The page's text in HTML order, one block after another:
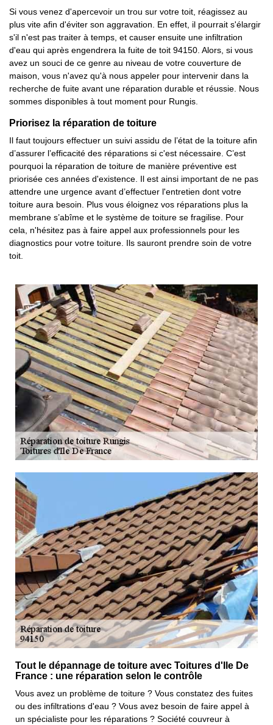
Si vous venez d'apercevoir un trou sur votre toit, réagissez au
plus vite afin d'éviter son aggravation. En effet, il pourrait s'élargir
s'il n'est pas traiter à temps, et causer ensuite une infiltration
d'eau qui après engendrera la fuite de toit 94150. Alors, si vous
avez un souci de ce genre au niveau de votre couverture de
maison, vous n'avez qu'à nous appeler pour intervenir dans la
recherche de fuite avant une réparation durable et réussie. Nous
sommes disponibles à tout moment pour Rungis.
Priorisez la réparation de toiture
Il faut toujours effectuer un suivi assidu de l’état de la toiture afin
d’assurer l’efficacité des réparations si c'est nécessaire. C’est
pourquoi la réparation de toiture de manière préventive est
priorisée ces années d'existence. Il est ainsi important de ne pas
attendre une urgence avant d’effectuer l'entretien dont votre
toiture aura besoin. Plus vous éloignez vos réparations plus la
membrane s’abîme et le système de toiture se fragilise. Pour
cela, n'hésitez pas à faire appel aux professionnels pour les
diagnostics pour votre toiture. Ils sauront prendre soin de votre
toit.
Tout le dépannage de toiture avec Toitures d'Ile De
France : une réparation selon le contrôle
Vous avez un problème de toiture ? Vous constatez des fuites
ou des infiltrations d'eau ? Vous avez besoin de faire appel à
un spécialiste pour les réparations ? Société couvreur à